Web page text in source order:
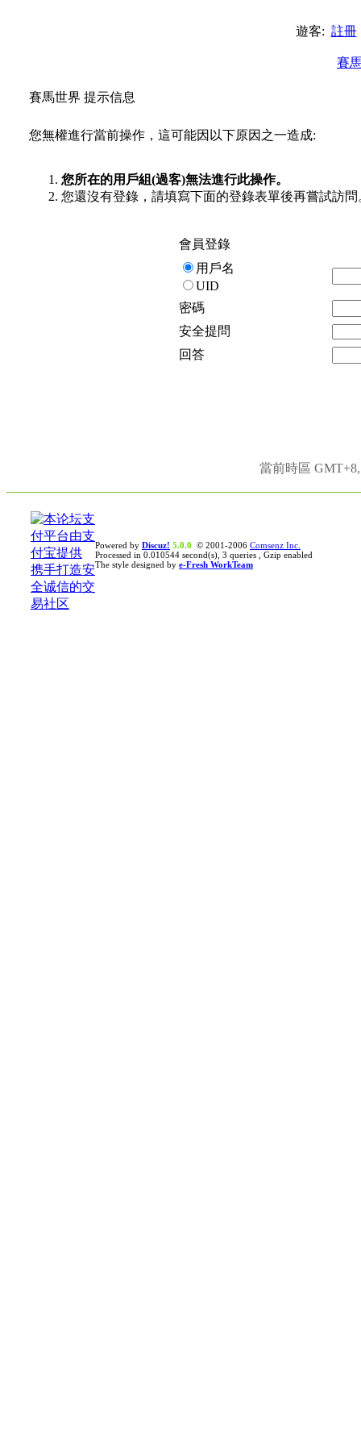
遊客: 註冊
賽
賽馬世界 提示信息
您無權進行當前操作，這可能因以下原因之一造成:
您所在的用戶組(過客)無法進行此操作。
您還沒有登錄，請填寫下面的登錄表單後再嘗試訪問
會員登錄
用戶名
UID
密碼
安全提問
回答
當前時區
Powered by Discuz! 5.0.0 © 2001-2006 Comsenz Inc.
Processed in 0.010544 second(s), 3 queries , Gzip enabled
The style designed by e-Fresh WorkTeam